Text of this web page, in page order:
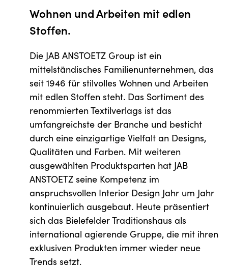
Wohnen und Arbeiten mit edlen
Stoffen.
Die JAB ANSTOETZ Group ist ein
mittelständisches Familienunternehmen, das
seit 1946 für stilvolles Wohnen und Arbeiten
mit edlen Stoffen steht. Das Sortiment des
renommierten Textilverlags ist das
umfangreichste der Branche und besticht
durch eine einzigartige Vielfalt an Designs,
Qualitäten und Farben. Mit weiteren
ausgewählten Produktsparten hat JAB
ANSTOETZ seine Kompetenz im
anspruchsvollen Interior Design Jahr um Jahr
kontinuierlich ausgebaut. Heute präsentiert
sich das Bielefelder Traditionshaus als
international agierende Gruppe, die mit ihren
exklusiven Produkten immer wieder neue
Trends setzt.